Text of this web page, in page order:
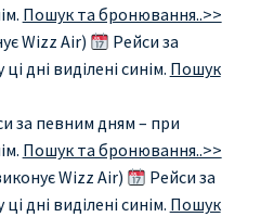
RYANAIR
от € 9
Пошук та бронювання..>>
Wizz Air)
Рейси за
дні виділені синім. Пошук
за певним дням – при
Пошук та бронювання..>>
Wizz Air)
Рейси за
дні виділені синім. Пошук